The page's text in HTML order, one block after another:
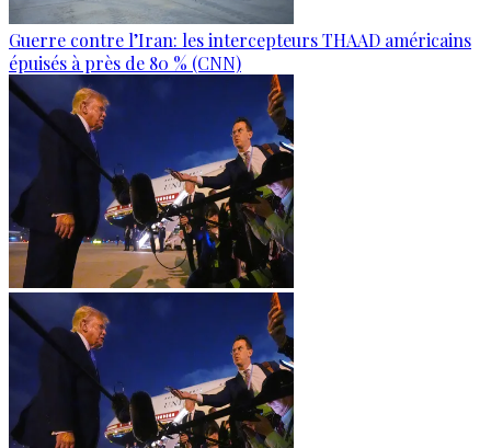
Guerre contre l’Iran: les intercepteurs THAAD américains
épuisés à près de 80 % (CNN)